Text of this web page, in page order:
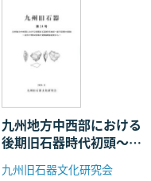
九州地方中西部における
後期旧石器時代初頭〜前
半段階の様相 近年の熊
本県域の発掘調査成果か
九州旧石器文化研究会